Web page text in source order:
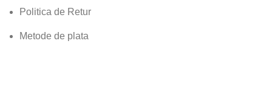
Politica de Retur
Metode de plata